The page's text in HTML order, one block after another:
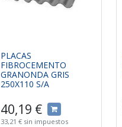
PLACAS
FIBROCEMENTO
GRANONDA GRIS
250X110 S/A
40,19 €
33,21 € sin impuestos